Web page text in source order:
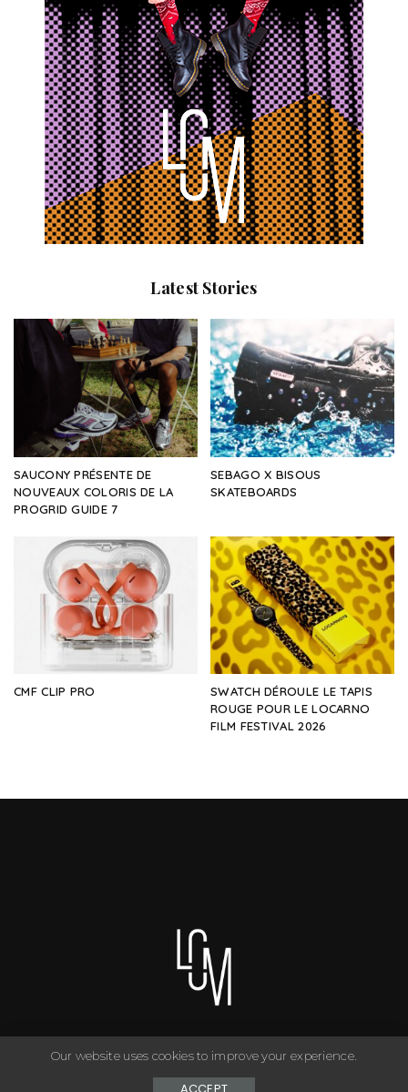
Latest Stories
SAUCONY PRÉSENTE DE
NOUVEAUX COLORIS DE LA
PROGRID GUIDE 7
SEBAGO X BISOUS
SKATEBOARDS
CMF CLIP PRO
SWATCH DÉROULE LE TAPIS
ROUGE POUR LE LOCARNO
FILM FESTIVAL 2026
You can have anything you want in life if you dress for it. ©
Copyright Le Closet - 2024
Our website uses cookies to improve your experience.